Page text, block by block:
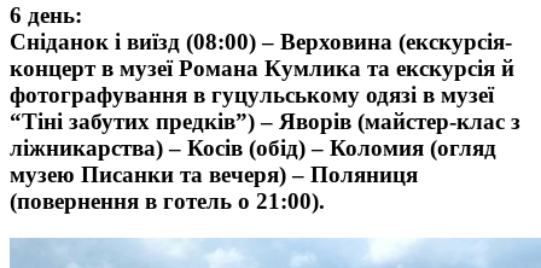
6 день:
Сніданок і виїзд (08:00) – Верховина (екскурсія-
концерт в музеї Романа Кумлика та екскурсія й
фотографування в гуцульському одязі в музеї
“Тіні забутих предків”) – Яворів (майстер-клас з
ліжникарства) – Косів (обід) – Коломия (огляд
музею Писанки та вечеря) – Поляниця
(повернення в готель о 21:00).